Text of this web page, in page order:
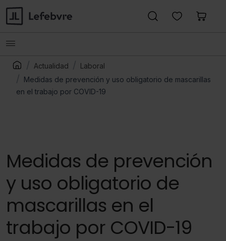
Actualidad
Laboral
Medidas de prevención y uso obligatorio de mascarillas
en el trabajo por COVID-19
Medidas de prevención
y uso obligatorio de
mascarillas en el
trabajo por COVID-19